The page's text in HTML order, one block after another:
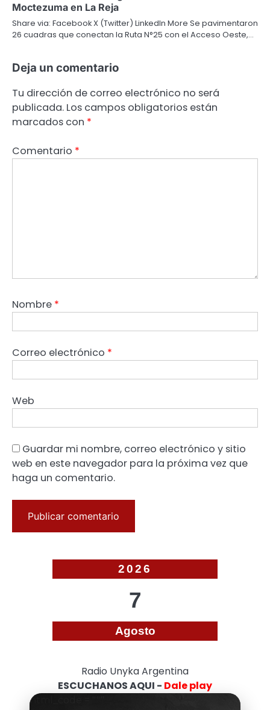
Moctezuma en La Reja
Share via: Facebook X (Twitter) LinkedIn More Se pavimentaron
26 cuadras que conectan la Ruta N°25 con el Acceso Oeste,…
Deja un comentario
Tu dirección de correo electrónico no será
publicada. Los campos obligatorios están
marcados con *
Comentario *
Nombre *
Correo electrónico *
Web
Guardar mi nombre, correo electrónico y sitio
web en este navegador para la próxima vez que
haga un comentario.
2026
7
Agosto
Radio Unyka Argentina
ESCUCHANOS AQUI - Dale play